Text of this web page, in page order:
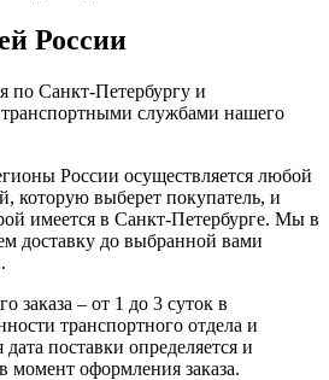
России
по Санкт-Петербургу и
службами нашего
России осуществляется любой
которую выберет покупатель, и
имеется в Санкт-Петербурге. Мы в
доставку до выбранной вами
заказа – от 1 до 3 суток в
транспортного отдела и
поставки определяется и
момент оформления заказа.